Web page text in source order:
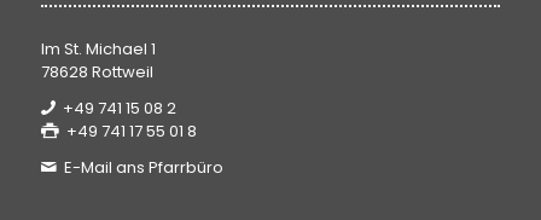
Im St. Michael 1
78628 Rottweil
+49 741 15 08 2
+49 741 17 55 01 8
E-Mail ans Pfarrbüro